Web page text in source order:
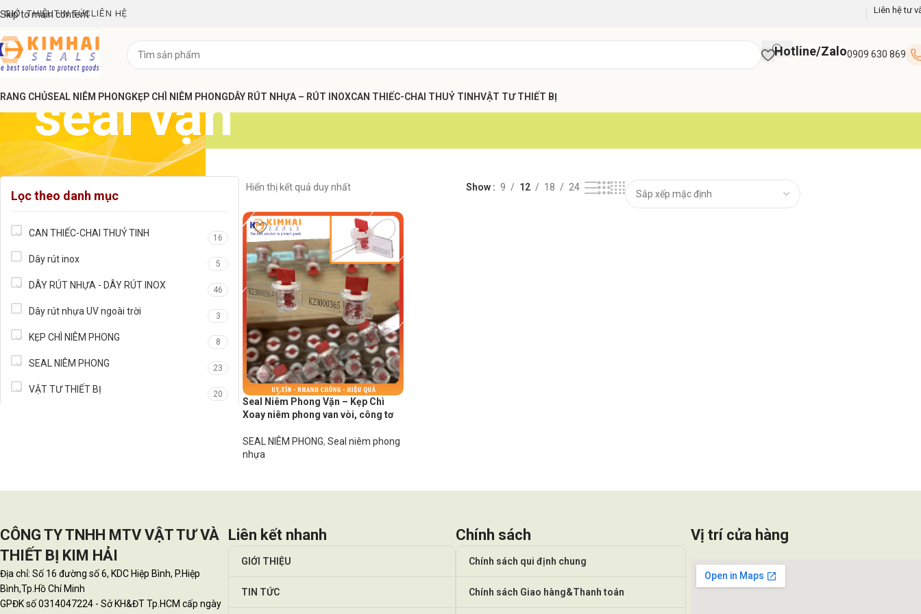
Skip to main content
GIỚI THIỆUTIN TỨC LIÊN HỆ Liên hệ tư
Hotline/Zalo0909 630 869
CHỦSEAL NIÊM PHONGKẸP CHÌ NIÊM PHONGDÂY RÚT NHỰA – RÚT INOXCAN THIẾC-CHAI THUỶ TINHVẬT TƯ THIẾT BỊ
seal vặn
Lọc theo danh mục
CAN THIẾC-CHAI THUỶ TINH 16
Dây rút inox 5
DÂY RÚT NHỰA - DÂY RÚT INOX 46
Dây rút nhựa UV ngoài trời 3
KẸP CHÌ NIÊM PHONG 8
SEAL NIÊM PHONG 23
VẬT TƯ THIẾT BỊ 20
Hiển thị kết quả duy nhất Show 9 12 18 24
Seal Niêm Phong Vặn – Kẹp Chì
Xoay niêm phong van vòi, công tơ
SEAL NIÊM PHONG, Seal niêm phong
nhựa
CÔNG TY TNHH MTV VẬT TƯ VÀ
THIẾT BỊ KIM HẢI
Địa chỉ: Số 16 đường số 6, KDC Hiệp Bình, P.Hiệp
Bình,Tp.Hồ Chí Minh
GPĐK số 0314047224 - Sở KH&ĐT Tp.HCM cấp ngày
Liên kết nhanh
GIỚI THIỆU
TIN TỨC
Chính sách
Chính sách qui định chung
Chính sách Giao hàng&Thanh toán
Vị trí cửa hàng